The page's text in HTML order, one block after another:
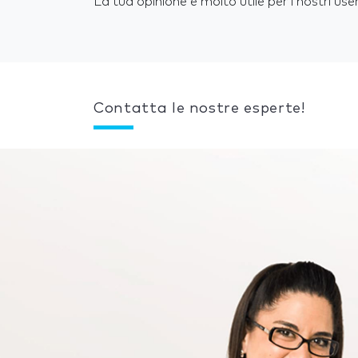
Contatta le nostre esperte!